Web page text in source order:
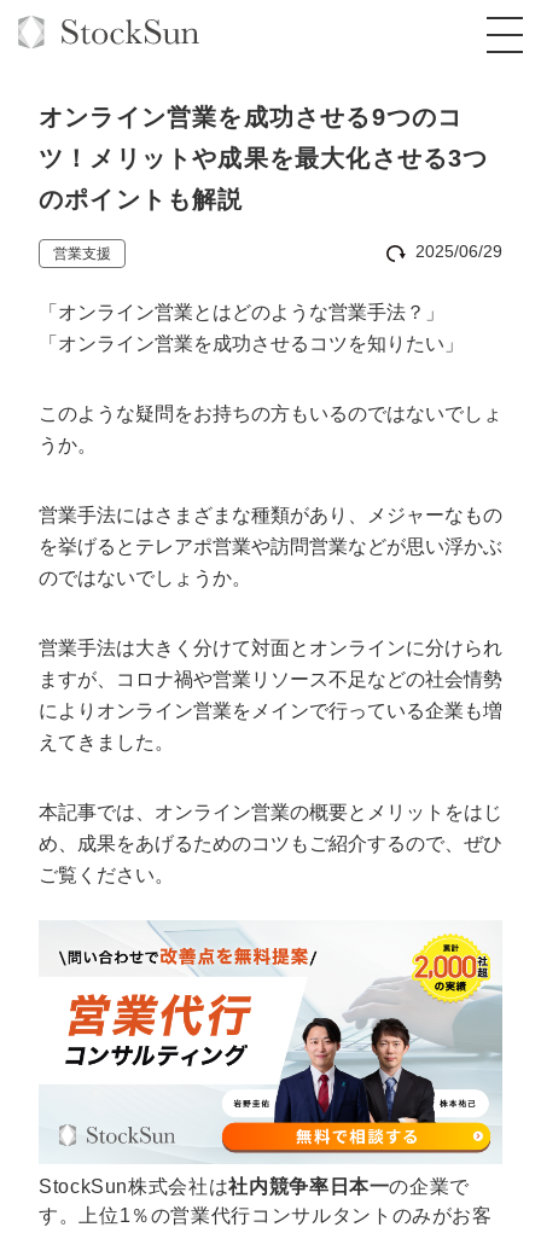
オーダーメイド支援
TOP
コンサルタント一覧
社内コンペ
BPO支援
定額制Webマーケティング代行『マキトルく
ん』
定額制営業代行『カリトルくん』
営業改善特化の動画制作『動画でカリトルく
ん』
オリジナルサービス
拡散付1日密着動画制作『まるごと社長』
定額制LP制作・改善『最強LP』
お役立ち資料
オンラインサロン
道場TOP
エンジニア
YouTubeディレクター
年収エージェント
ミッション・ビジョン・バリュー
代表メッセージ（岩野圭佑）
認定パートナー
動画ディレクター
正社員
カスタマーサクセスマネージャー
常勤監査役
オンライン営業を成功させる9つのコ
ツ！メリットや成果を最大化させる3つ
のポイントも解説
営業支援 2025/06/29
「オンライン営業とはどのような営業手法？」
「オンライン営業を成功させるコツを知りたい」
このような疑問をお持ちの方もいるのではないでしょ
うか。
営業手法にはさまざまな種類があり、メジャーなもの
を挙げるとテレアポ営業や訪問営業などが思い浮かぶ
のではないでしょうか。
営業手法は大きく分けて対面とオンラインに分けられ
ますが、コロナ禍や営業リソース不足などの社会情勢
によりオンライン営業をメインで行っている企業も増
えてきました。
本記事では、オンライン営業の概要とメリットをはじ
め、成果をあげるためのコツもご紹介するので、ぜひ
ご覧ください。
StockSun株式会社は社内競争率日本一の企業で
す。上位1％の営業代行コンサルタントのみがお客